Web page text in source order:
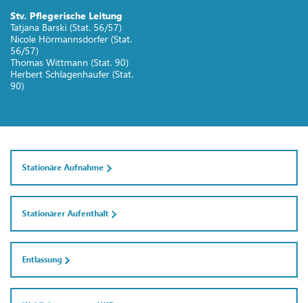
Stv. Pflegerische Leitung
Tatjana Barski (Stat. 56/57)
Nicole Hörmannsdorfer (Stat.
56/57)
Thomas Wittmann (Stat. 90)
Herbert Schlagenhaufer (Stat.
90)
Stationäre Aufnahme
Stationärer Aufenthalt
Entlassung